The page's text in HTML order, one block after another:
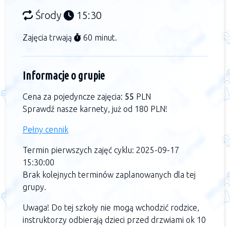
Środy 15:30
Zajęcia trwają 60 minut.
Informacje o grupie
Cena za pojedyncze zajęcia: 55 PLN
Sprawdź nasze karnety, już od 180 PLN!
Pełny cennik
Termin pierwszych zajęć cyklu: 2025-09-17
15:30:00
Brak kolejnych terminów zaplanowanych dla tej
grupy.
Uwaga! Do tej szkoły nie mogą wchodzić rodzice,
instruktorzy odbierają dzieci przed drzwiami ok 10